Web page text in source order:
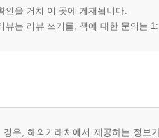
인을 거쳐 이 곳에 게재됩니다.
뷰는 리뷰 쓰기를, 책에 대한 문의는
경우, 해외거래처에서 제공하는 정